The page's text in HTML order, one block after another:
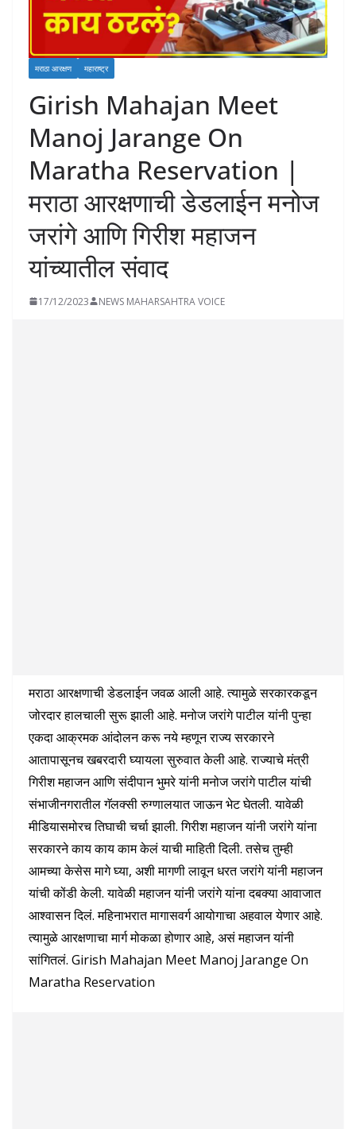
मराठा आरक्षण महाराष्ट्र
Girish Mahajan Meet
Manoj Jarange On
Maratha Reservation |
मराठा आरक्षणाची डेडलाईन मनोज
जरांगे आणि गिरीश महाजन
यांच्यातील संवाद
17/12/2023 NEWS MAHARSAHTRA VOICE
मराठा आरक्षणाची डेडलाईन जवळ आली आहे. त्यामुळे सरकारकडून
जोरदार हालचाली सुरू झाली आहे. मनोज जरांगे पाटील यांनी पुन्हा
एकदा आक्रमक आंदोलन करू नये म्हणून राज्य सरकारने
आतापासूनच खबरदारी घ्यायला सुरुवात केली आहे. राज्याचे मंत्री
गिरीश महाजन आणि संदीपान भुमरे यांनी मनोज जरांगे पाटील यांची
संभाजीनगरातील गॅलक्सी रुग्णालयात जाऊन भेट घेतली. यावेळी
मीडियासमोरच तिघाची चर्चा झाली. गिरीश महाजन यांनी जरांगे यांना
सरकारने काय काय काम केलं याची माहिती दिली. तसेच तुम्ही
आमच्या केसेस मागे घ्या, अशी मागणी लावून धरत जरांगे यांनी महाजन
यांची कोंडी केली. यावेळी महाजन यांनी जरांगे यांना दबक्या आवाजात
आश्वासन दिलं. महिनाभरात मागासवर्ग आयोगाचा अहवाल येणार आहे.
त्यामुळे आरक्षणाचा मार्ग मोकळा होणार आहे, असं महाजन यांनी
सांगितलं. Girish Mahajan Meet Manoj Jarange On
Maratha Reservation